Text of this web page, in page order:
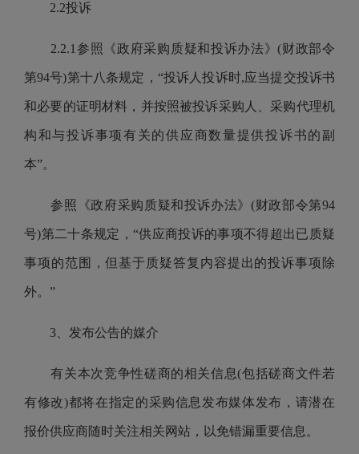
2.2投诉
2.2.1参照《政府采购质疑和投诉办法》(财政部令
第94号)第十八条规定，“投诉人投诉时,应当提交投诉书
和必要的证明材料，并按照被投诉采购人、采购代理机
构和与投诉事项有关的供应商数量提供投诉书的副
本”。
参照《政府采购质疑和投诉办法》(财政部令第94
号)第二十条规定，“供应商投诉的事项不得超出已质疑
事项的范围，但基于质疑答复内容提出的投诉事项除
外。”
3、发布公告的媒介
有关本次竞争性磋商的相关信息(包括磋商文件若
有修改)都将在指定的采购信息发布媒体发布，请潜在
报价供应商随时关注相关网站，以免错漏重要信息。